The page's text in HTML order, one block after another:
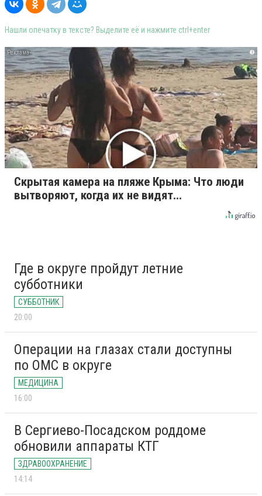
Нашли опечатку в тексте? Выделите её и нажмите ctrl+enter
i
Скрытая камера на пляже Крыма: Что люди
вытворяют, когда их не видят...
Где в округе пройдут летние
субботники
СУББОТНИК
20:00
Операции на глазах стали доступны
по ОМС в округе
МЕДИЦИНА
16:00
В Сергиево-Посадском роддоме
обновили аппараты КТГ
ЗДРАВООХРАНЕНИЕ
14:14